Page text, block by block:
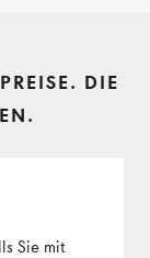
DIE
Sie mit